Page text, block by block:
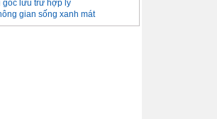
góc lưu trữ hợp lý
gian sống xanh mát